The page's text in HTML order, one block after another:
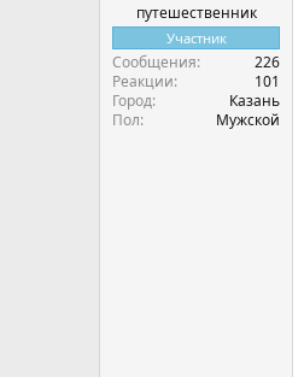
путешественник
Участник
Сообщения
226
Реакции
101
Город
Казань
Пол
Мужской